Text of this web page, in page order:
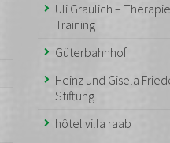
Uli Graulich –
Training
Güterbahnhof
Heinz und Gisela
Stiftung
hôtel villa raab